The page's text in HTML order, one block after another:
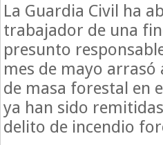
La Guardia Civil ha
trabajador de una
presunto
mes de mayo
de masa forestal en
ya han sido
delito de incendio